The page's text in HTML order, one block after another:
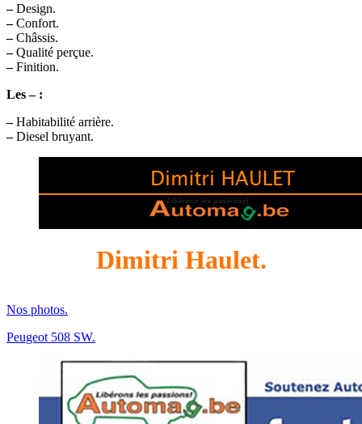
–Design.
–Confort.
–Châssis.
–Qualité perçue.
–Finition.
Les – :
–Habitabilité arrière.
–Diesel bruyant.
Dimitri Haulet.
Nos photos.
Peugeot 508 SW.